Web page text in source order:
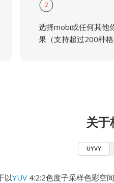
2
选择mobi或任何其他
果（支持超过200种格
关于
UYVY
以YUV 4:2:2色度子采样色彩空